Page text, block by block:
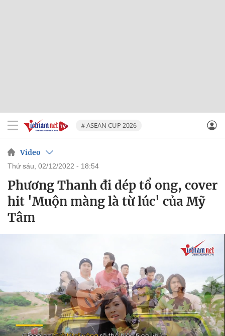
# ASEAN CUP 2026
Video
thứ sáu, 02/12/2022 - 18:54
Phương Thanh đi dép tổ ong, cover
hit 'Muộn màng là từ lúc' của Mỹ
Tâm